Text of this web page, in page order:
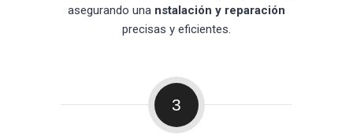
asegurando una nstalación y reparación
precisas y eficientes.
3